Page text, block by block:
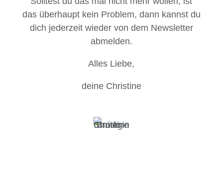
das überhaupt kein Problem, dann kannst du
dich jederzeit wieder von dem Newsletter
abmelden.
Alles Liebe,
deine Christine